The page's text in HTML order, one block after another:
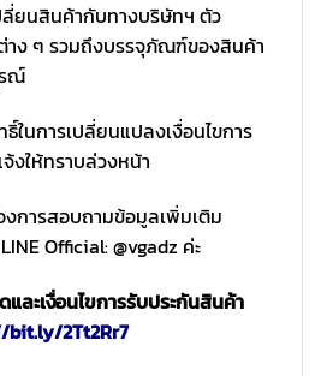
ยนสินค้ากับทางบริษัทฯ ตัว
ง ๆ รวมถึงบรรจุภัณฑ์ของสินค้า
ณ์
ในการเปลี่ยนแปลงเงื่อนไขการ
งให้ทราบล่วงหน้า
การสอบถามข้อมูลเพิ่มเติม
Official: @vgadz ค่ะ
และเงื่อนไขการรับประกันสินค้า
2Tt2Rr7